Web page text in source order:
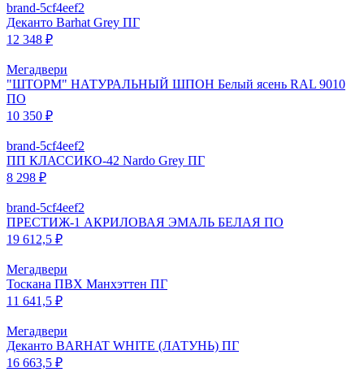
brand-5cf4eef2
Деканто Barhat Grey ПГ
12 348 ₽
Мегадвери
"ШТОРМ" НАТУРАЛЬНЫЙ ШПОН Белый ясень RAL 9010
ПО
10 350 ₽
brand-5cf4eef2
ПП КЛАССИКО-42 Nardo Grey ПГ
8 298 ₽
brand-5cf4eef2
ПРЕСТИЖ-1 АКРИЛОВАЯ ЭМАЛЬ БЕЛАЯ ПО
19 612,5 ₽
Мегадвери
Тоскана ПВХ Манхэттен ПГ
11 641,5 ₽
Мегадвери
Деканто BARHAT WHITE (ЛАТУНЬ) ПГ
16 663,5 ₽